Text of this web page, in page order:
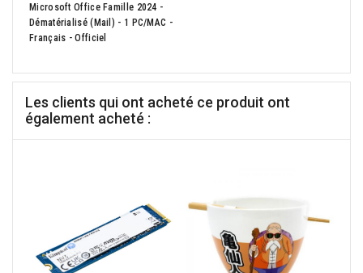
Microsoft Office Famille 2024 -
Dématérialisé (mail) - 1 PC/MAC -
Français - Officiel
Les clients qui ont acheté ce produit ont
également acheté :